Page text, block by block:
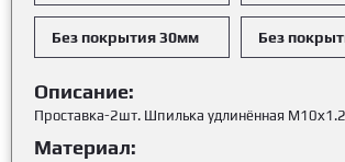
Без покрытия 30мм Без
Описание:
Проставка-2шт. Шпилька удлинённая
Материал: